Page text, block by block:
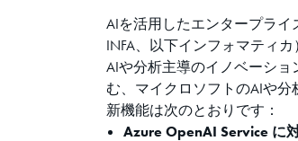
AIを活用したエンタープラ
INFA、以下インフォマティ
AIや分析主導のイノベーショ
む、マイクロソフトのAIや分
新機能は次のとおりです：
Azure OpenAI Service に